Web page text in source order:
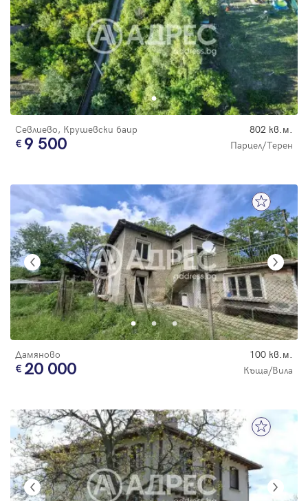
Севлиево, Крушевски баир 802 кв.м.
9 500 Парцел/Терен
Дамяново 100 кв.м.
20 000 Къща/Вила